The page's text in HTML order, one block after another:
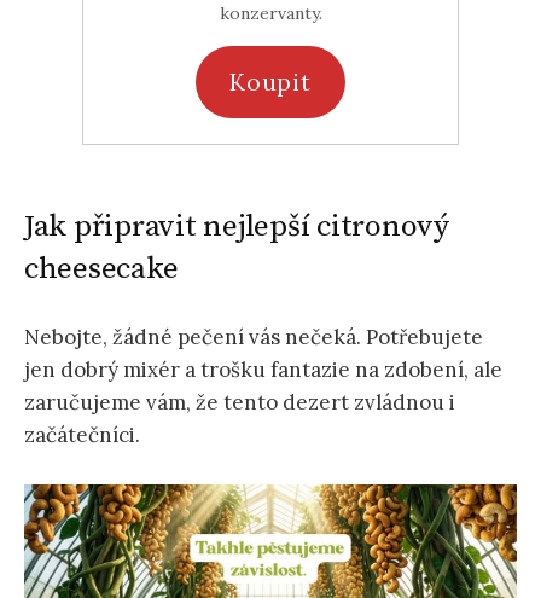
konzervanty.
Koupit
Jak připravit nejlepší citronový
cheesecake
Nebojte, žádné pečení vás nečeká. Potřebujete
jen dobrý mixér a trošku fantazie na zdobení, ale
zaručujeme vám, že tento dezert zvládnou i
začátečníci.